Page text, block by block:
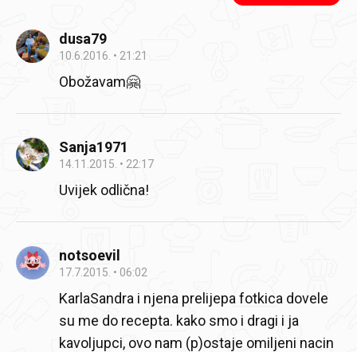
dusa79
10.6.2016. 21:21
Obožavam🤗
Sanja1971
14.11.2015. 22:17
Uvijek odlična!
notsoevil
17.7.2015. 06:02
KarlaSandra i njena prelijepa fotkica dovele
su me do recepta. kako smo i dragi i ja
kavoljupci, ovo nam (p)ostaje omiljeni nacin